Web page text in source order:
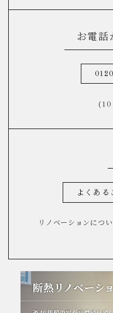
お電話
(10
よくある
リノベーションにつ